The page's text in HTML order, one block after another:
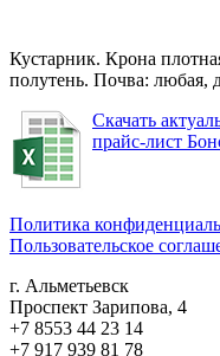
Кустарник. Крона
полутень. Почва: любая,
Скачать
прайс-лист
Политика
Пользовательское
г. Альметьевск
Проспект Зарипова, 4
+7 8553 44 23 14
+7 917 939 81 78